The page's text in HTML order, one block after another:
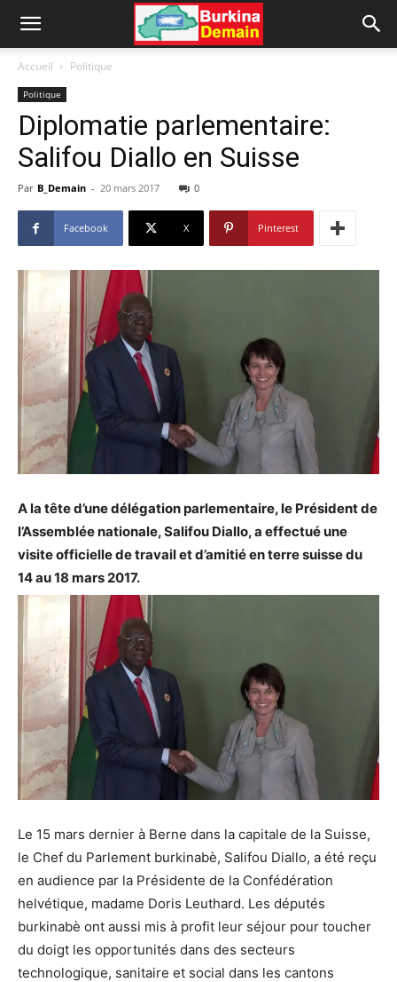
Accueil Politique
Politique
Diplomatie parlementaire:
Salifou Diallo en Suisse
Par B_Demain - 20 mars 2017 0
Facebook X Pinterest
A la tête d’une délégation parlementaire, le Président de
l’Assemblée nationale, Salifou Diallo, a effectué une
visite officielle de travail et d’amitié en terre suisse du
14 au 18 mars 2017.
Le 15 mars dernier à Berne dans la capitale de la Suisse,
le Chef du Parlement burkinabè, Salifou Diallo, a été reçu
en audience par la Présidente de la Confédération
helvétique, madame Doris Leuthard. Les députés
burkinabè ont aussi mis à profit leur séjour pour toucher
du doigt les opportunités dans des secteurs
technologique, sanitaire et social dans les cantons